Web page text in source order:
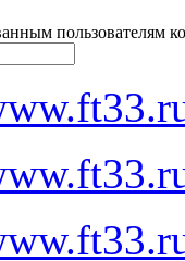
пользователям